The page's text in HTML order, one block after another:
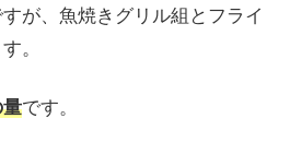
が、魚焼きグリル組とフライ
。
です。